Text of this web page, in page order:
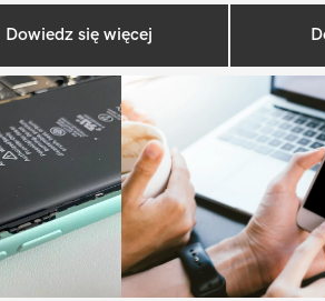
Dowiedz się więcej
Sidebar